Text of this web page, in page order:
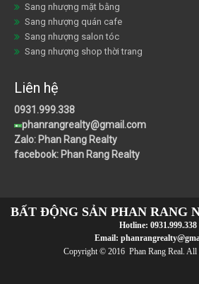
Sang nhượng mặt bằng
Sang nhượng quán cafe
Sang nhượng salon tóc
Sang nhượng shop thời trang
Liên hệ
0931.999.338
phanrangrealty@gmail.com
Zalo: Phan Rang Realty
facebook: Phan Rang Realty
BẤT ĐỘNG SẢN PHAN RANG
Hotline: 0931.999.338
Email:
Copyright © 2016 Phan Rang Real. All